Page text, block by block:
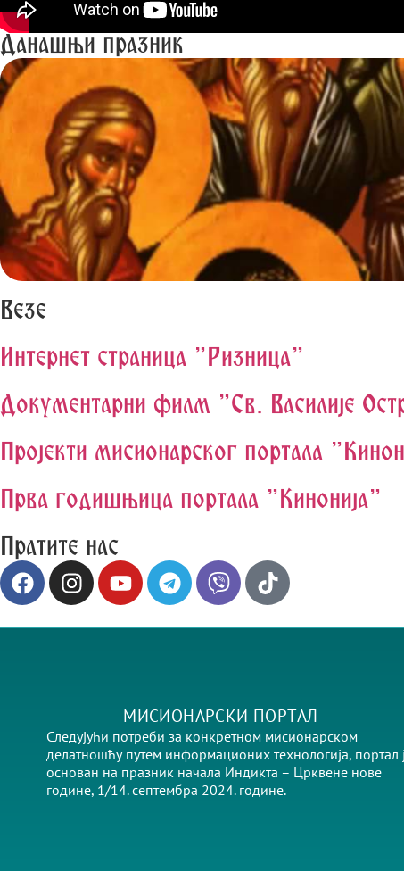
Данашњи празник
Везе
Интернет страница "Ризница"
Документарни филм "Св. Василије
Пројекти мисионарског портала
Прва годишњица портала "Кинонија"
Пратите нас
МИСИОНАРСКИ ПОРТАЛ
Следујући потреби за конкретном мисионарском
делатношћу путем информационих технологија, портал
основан на празник начала Индикта – Црквене нове
године, 1/14. септембра 2024. године.